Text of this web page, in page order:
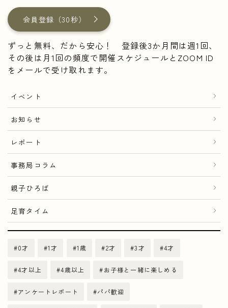
会員登録（30秒）
ずっと無料、だから安心！ 登録後3か月間は週1回、
その後は月1回の頻度で開催スケジュールとZOOM ID
をメールで受け取れます。
イベント
お知らせ
レポート
事務局コラム
親子ひろば
足育タイム
0才 1才 1歳 2才 3才 4才
4才以上 4歳以上 お子様と一緒に楽しめる
アンケートレポート パパ歓迎